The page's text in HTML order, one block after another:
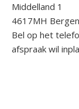
Middelland 1
4617MH
Bel op het
afspraak wil